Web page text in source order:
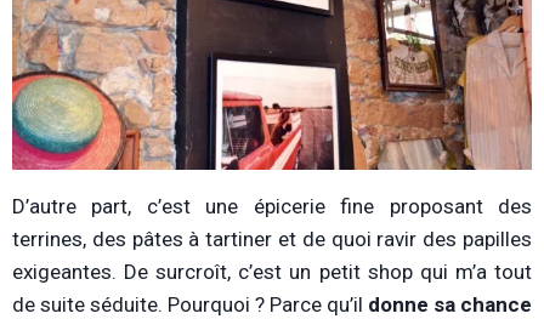
D’autre part, c’est une épicerie fine proposant des
terrines, des pâtes à tartiner et de quoi ravir des papilles
exigeantes. De surcroît, c’est un petit shop qui m’a tout
de suite séduite. Pourquoi ? Parce qu’il donne sa chance